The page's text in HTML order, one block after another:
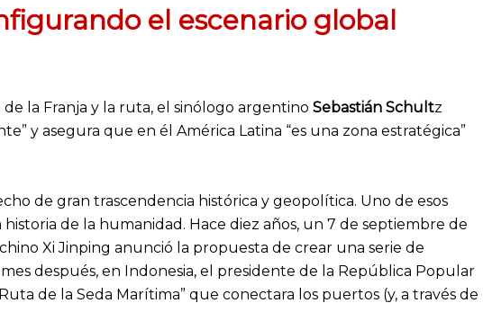
el escenario global
la Franja y la ruta, el sinólogo argentino Sebastián Schultz
y asegura que en él América Latina “es una zona estratégica”
de gran trascendencia histórica y geopolítica. Uno de esos
de la humanidad. Hace diez años, un 7 de septiembre de
Xi Jinping anunció la propuesta de crear una serie de
después, en Indonesia, el presidente de la República Popular
de la Seda Marítima” que conectara los puertos (y, a través de